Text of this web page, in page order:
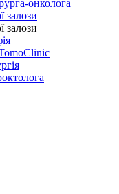
онколога
залози
залози